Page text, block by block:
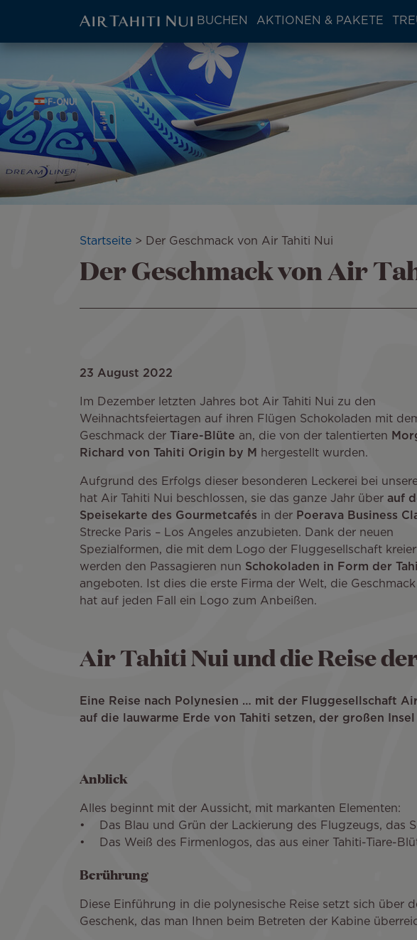
wechseln
Main
menu
block
BUCHEN AKTIONEN & PAKETE
Pfadnavigation
Startseite Der Geschmack von Air Tahiti Nui
Der Geschmack von Air
23 August 2022
Im Dezember letzten Jahres bot Air Tahiti Nui zu den
Weihnachtsfeiertagen auf ihren Flügen Schokoladen mit
Geschmack der Tiare-Blüte an, die von der talentierten
Richard von Tahiti Origin by M
hergestellt wurden.
Aufgrund des Erfolgs dieser besonderen Leckerei bei
hat Air Tahiti Nui beschlossen, sie das ganze Jahr über auf
Speisekarte des Gourmetcafés in der Poerava Business
Strecke Paris – Los Angeles anzubieten. Dank der neuen
Spezialformen, die mit dem Logo der Fluggesellschaft
werden den Passagieren nun Schokoladen in Form der
angeboten. Ist dies die erste Firma der Welt, die Geschmack
hat auf jeden Fall ein Logo zum Anbeißen.
Air Tahiti Nui und die Reise
Eine Reise nach Polynesien … mit der Fluggesellschaft
auf die lauwarme Erde von Tahiti setzen, der großen
Anblick
Alles beginnt mit der Aussicht, mit markanten Elementen:
• Das Blau und Grün der Lackierung des Flugzeugs, das
• Das Weiß des Firmenlogos, das aus einer Tahiti-Tiare-
Berührung
Diese Einführung in die polynesische Reise setzt sich
Geschenk, das man Ihnen beim Betreten der Kabine